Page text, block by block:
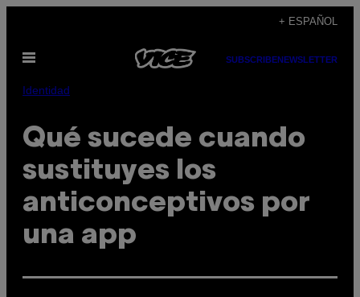
contenido
+ ESPAÑOL
Abrir
SUBSCRIBENEWSLETTER
Identidad
Qué sucede cuando
sustituyes los
anticonceptivos por
una app